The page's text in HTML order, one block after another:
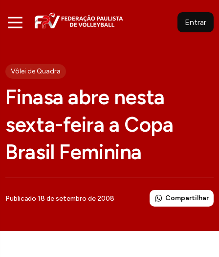
Entrar
Vôlei de Quadra
Finasa abre nesta
sexta-feira a Copa
Brasil Feminina
Publicado 18 de setembro de 2008 Compartilhar